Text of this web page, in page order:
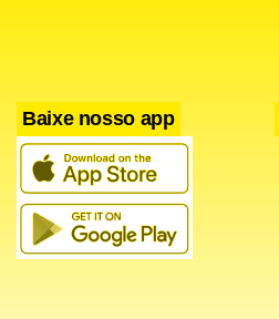
Baixe nosso app